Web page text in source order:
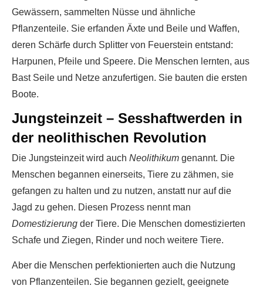
Gewässern, sammelten Nüsse und ähnliche
Pflanzenteile. Sie erfanden Äxte und Beile und Waffen,
deren Schärfe durch Splitter von Feuerstein entstand:
Harpunen, Pfeile und Speere. Die Menschen lernten, aus
Bast Seile und Netze anzufertigen. Sie bauten die ersten
Boote.
Jungsteinzeit – Sesshaftwerden in
der neolithischen Revolution
Die Jungsteinzeit wird auch Neolithikum genannt. Die
Menschen begannen einerseits, Tiere zu zähmen, sie
gefangen zu halten und zu nutzen, anstatt nur auf die
Jagd zu gehen. Diesen Prozess nennt man
Domestizierung der Tiere. Die Menschen domestizierten
Schafe und Ziegen, Rinder und noch weitere Tiere.
Aber die Menschen perfektionierten auch die Nutzung
von Pflanzenteilen. Sie begannen gezielt, geeignete